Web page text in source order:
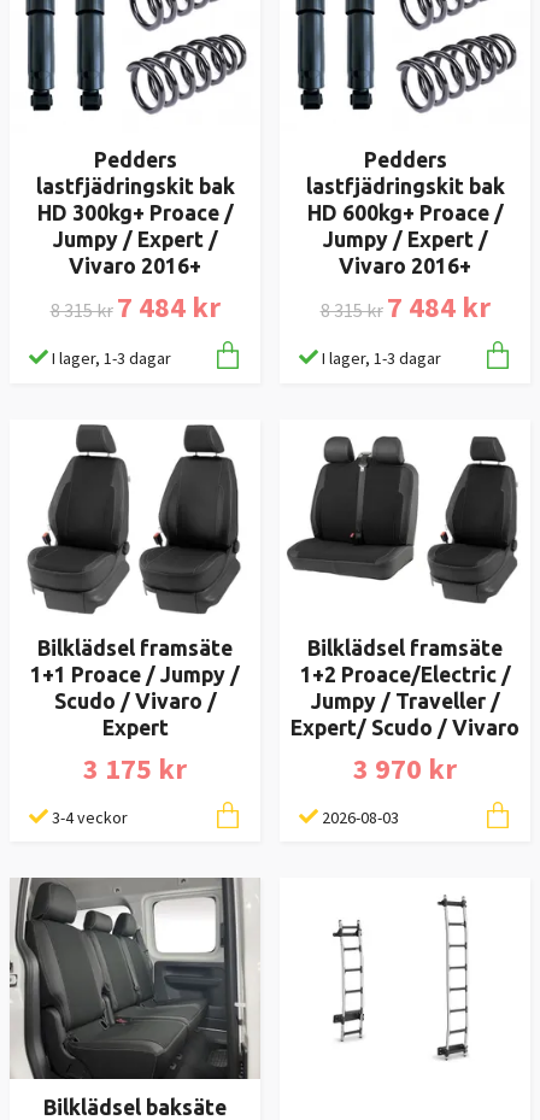
Pedders
lastfjädringskit bak
HD 300kg+ Proace /
Jumpy / Expert /
Vivaro 2016+
8 315 kr 7 484 kr
I lager, 1-3 dagar
Pedders
lastfjädringskit bak
HD 600kg+ Proace /
Jumpy / Expert /
Vivaro 2016+
8 315 kr 7 484 kr
I lager, 1-3 dagar
Bilklädsel framsäte
1+1 Proace / Jumpy /
Scudo / Vivaro /
Expert
3 175 kr
3-4 veckor
Bilklädsel framsäte
1+2 Proace/Electric /
Jumpy / Traveller /
Expert/ Scudo / Vivaro
3 970 kr
2026-08-03
Bilklädsel baksäte